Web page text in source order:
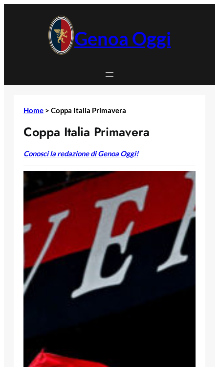
Genoa Oggi
Home > Coppa Italia Primavera
Coppa Italia Primavera
Conosci la redazione di Genoa Oggi!